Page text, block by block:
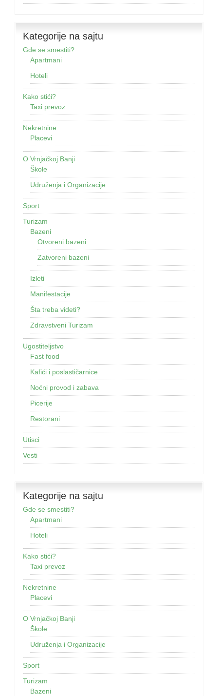
Kategorije na sajtu
Gde se smestiti?
Apartmani
Hoteli
Kako stići?
Taxi prevoz
Nekretnine
Placevi
O Vrnjačkoj Banji
Škole
Udruženja i Organizacije
Sport
Turizam
Bazeni
Otvoreni bazeni
Zatvoreni bazeni
Izleti
Manifestacije
Šta treba videti?
Zdravstveni Turizam
Ugostiteljstvo
Fast food
Kafići i poslastičarnice
Noćni provod i zabava
Picerije
Restorani
Utisci
Vesti
Kategorije na sajtu
Gde se smestiti?
Apartmani
Hoteli
Kako stići?
Taxi prevoz
Nekretnine
Placevi
O Vrnjačkoj Banji
Škole
Udruženja i Organizacije
Sport
Turizam
Bazeni